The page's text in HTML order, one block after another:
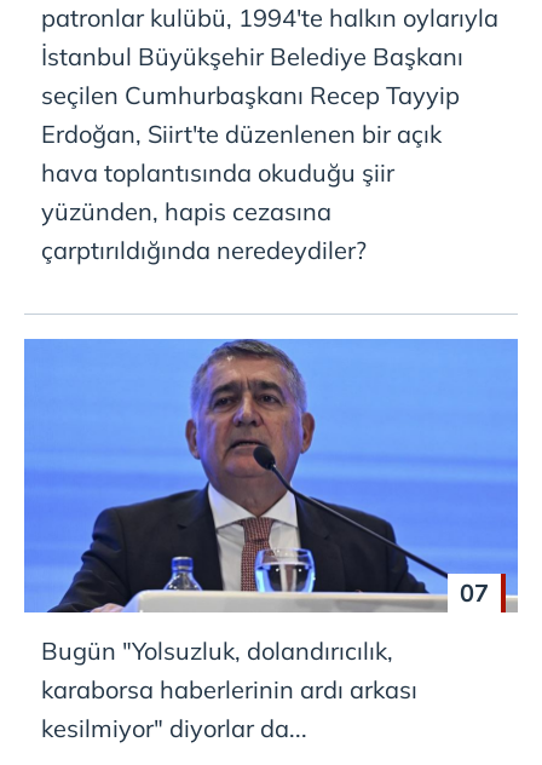
patronlar kulübü, 1994'te halkın oylarıyla
İstanbul Büyükşehir Belediye Başkanı
seçilen Cumhurbaşkanı Recep Tayyip
Erdoğan, Siirt'te düzenlenen bir açık
hava toplantısında okuduğu şiir
yüzünden, hapis cezasına
çarptırıldığında neredeydiler?
07
Bugün "Yolsuzluk, dolandırıcılık,
karaborsa haberlerinin ardı arkası
kesilmiyor" diyorlar da...